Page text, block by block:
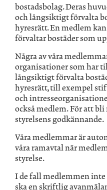
bostadsbolag. Deras
och långsiktigt förvalta
hyresrätt. En medlem
förvaltar bostäder som
Några av våra
organisationer som har
långsiktigt förvalta
hyresrätt, till exempel
och
också medlem. För att
styrelsens godkännande.
Våra medlemmar är
våra ramavtal när
styrelse.
I de fall medlemmen
ska en skriftlig